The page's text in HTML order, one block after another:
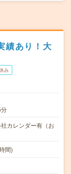
績あり！大
み
カレンダー有（お
間)